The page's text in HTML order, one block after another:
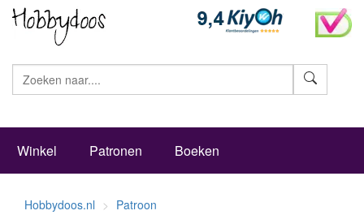
Winkel Patronen Boeken
Hobbydoos.nl Patroon